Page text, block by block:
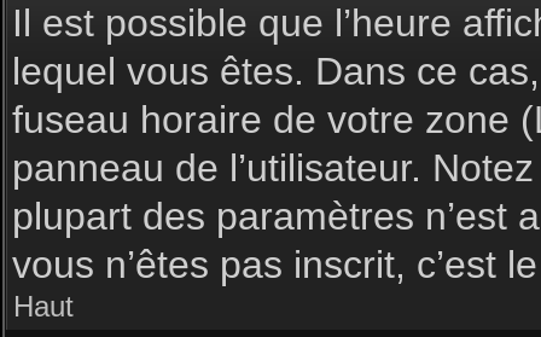
Il est possible que l’heure
lequel vous êtes. Dans ce
fuseau horaire de votre zone
panneau de l’utilisateur.
plupart des paramètres n’est
vous n’êtes pas inscrit, c’est
Haut